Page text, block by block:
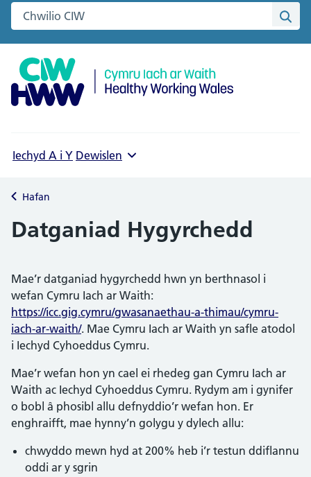
Chwilio gwefan Cymru Iach ar Waith
Iechyd A i Y Dewislen
Hafan
Datganiad Hygyrchedd
Mae’r datganiad hygyrchedd hwn yn berthnasol i
wefan Cymru Iach ar Waith:
https://icc.gig.cymru/gwasanaethau-a-thimau/cymru-
iach-ar-waith/. Mae Cymru Iach ar Waith yn safle atodol
i Iechyd Cyhoeddus Cymru.
Mae’r wefan hon yn cael ei rhedeg gan Cymru Iach ar
Waith ac Iechyd Cyhoeddus Cymru. Rydym am i gynifer
o bobl â phosibl allu defnyddio’r wefan hon. Er
enghraifft, mae hynny’n golygu y dylech allu:
chwyddo mewn hyd at 200% heb i’r testun ddiflannu
oddi ar y sgrin